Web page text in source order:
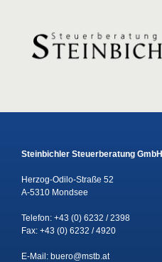
Steinbichler Steuerberatung GmbH
Herzog-Odilo-Straße 52
A-5310 Mondsee
Telefon: +43 (0) 6232 / 2398
Fax: +43 (0) 6232 / 4920
E-Mail: buero@mstb.at